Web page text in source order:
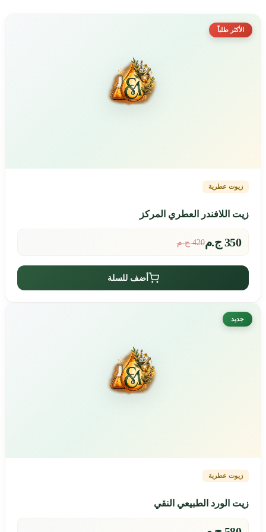
الأكثر طلباً
زيوت عطرية
زيت اللافندر العطري المركز
350 ج.م 420 ج.م
أضف للسلة
جديد
زيوت عطرية
زيت الورد الطبيعي النقي